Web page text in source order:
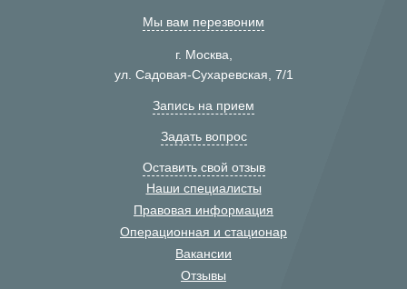
Мы вам перезвоним
г. Москва,
ул. Садовая-Сухаревская, 7/1
Запись на прием
Задать вопрос
Оставить свой отзыв
Наши специалисты
Правовая информация
Операционная и стационар
Вакансии
Отзывы